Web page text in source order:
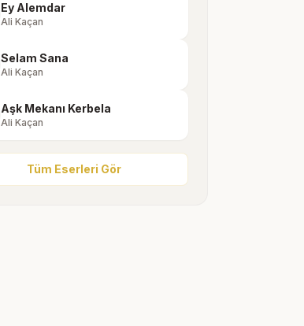
Ey Alemdar
Ali Kaçan
Selam Sana
Ali Kaçan
Aşk Mekanı Kerbela
Ali Kaçan
Tüm Eserleri Gör